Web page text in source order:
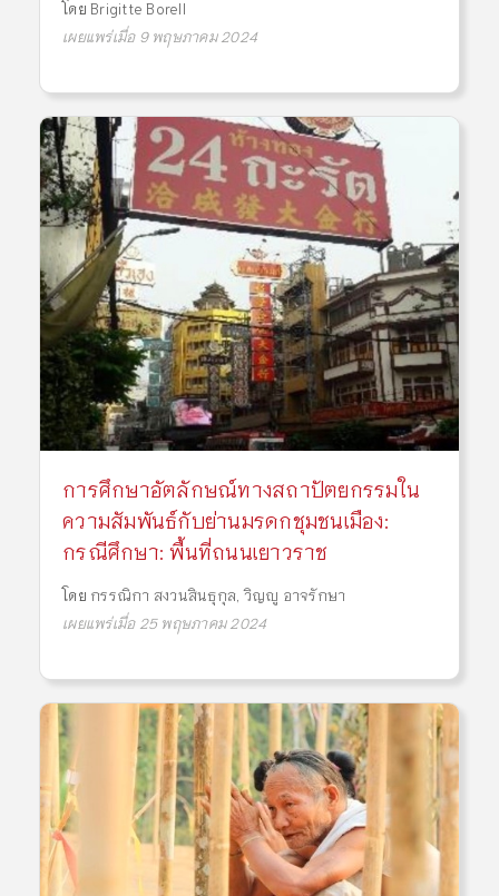
โดย Brigitte Borell
เผยแพร่เมื่อ 9 พฤษภาคม 2024
การศึกษาอัตลักษณ์ทางสถาปัตยกรรมใน
ความสัมพันธ์กับย่านมรดกชุมชนเมือง:
กรณีศึกษา: พื้นที่ถนนเยาวราช
โดย กรรณิกา สงวนสินธุกุล ,วิญญู อาจรักษา
เผยแพร่เมื่อ 25 พฤษภาคม 2024